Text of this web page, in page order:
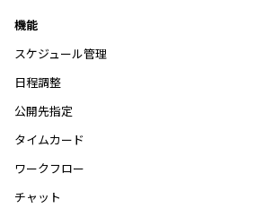
機能
スケジュール管理
日程調整
公開先指定
タイムカード
ワークフロー
チャット